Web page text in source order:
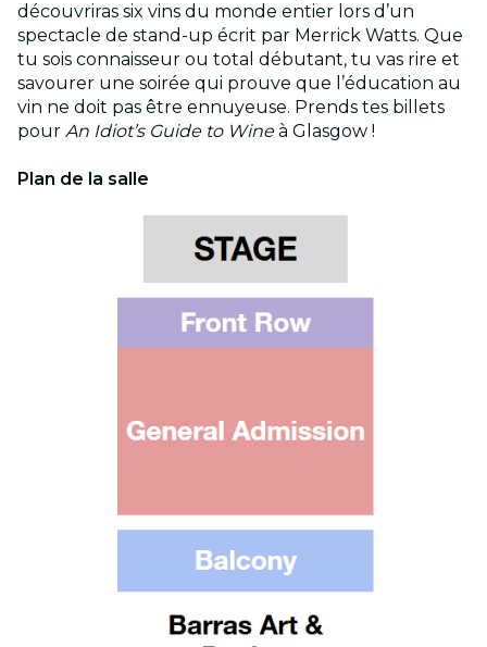
découvriras six vins du monde entier lors d’un
spectacle de stand-up écrit par Merrick Watts. Que
tu sois connaisseur ou total débutant, tu vas rire et
savourer une soirée qui prouve que l’éducation au
vin ne doit pas être ennuyeuse. Prends tes billets
pour An Idiot’s Guide to Wineà Glasgow !
Plan de la salle